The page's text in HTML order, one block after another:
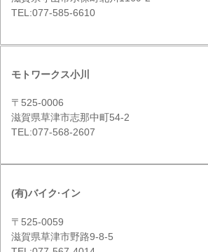
TEL:077-585-6610
モトワークス小川
〒525-0006
滋賀県草津市志那中町54-2
TEL:077-568-2607
(有)バイク·イン
〒525-0059
滋賀県草津市野路9-8-5